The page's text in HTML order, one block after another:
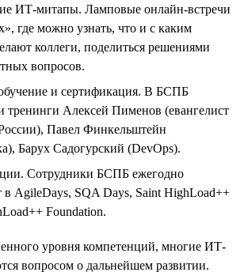
ИТ-митапы. Ламповые онлайн-встречи
где можно узнать, что и с каким
коллеги, поделиться решениями
вопросов.
и сертификация. В БСПБ
тренинги Алексей Пименов (евангелист
Павел Финкельштейн
Барух Садогурский (DevOps).
Сотрудники БСПБ ежегодно
в AgileDays, SQA Days, Saint HighLoad++
Foundation.
уровня компетенций, многие ИТ-
вопросом о дальнейшем развитии.